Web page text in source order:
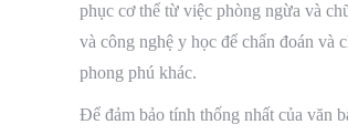
phục cơ thể từ việc phòng ngừa và
và công nghệ y học để chẩn đoán và
phong phú khác.
Để đảm bảo tính thống nhất của văn